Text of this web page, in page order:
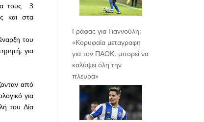
τους 3
και στα
του
για
από
για
του Δία
Γράφας για Γιαννούλη:
«Κορυφαία μεταγραφη
για τον ΠΑΟΚ, μπορεί να
καλύψει όλη την
πλευρά»